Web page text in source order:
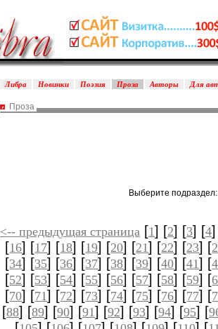
Либра Новинки Поэзия Проза Авторы Для
Проза
Выберите
<-- предыдущая страница [1] [2] [3] [4
[16] [17] [18] [19] [20] [21] [22] [23] [
[34] [35] [36] [37] [38] [39] [40] [41] [
[52] [53] [54] [55] [56] [57] [58] [59] [
[70] [71] [72] [73] [74] [75] [76] [77] [
[88] [89] [90] [91] [92] [93] [94] [95] [